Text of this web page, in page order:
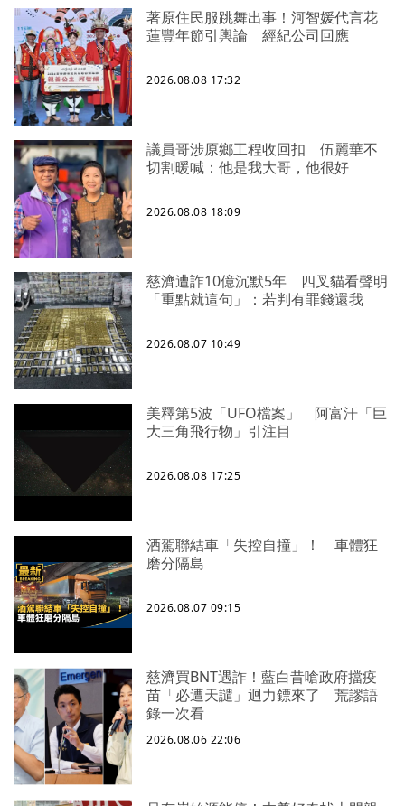
著原住民服跳舞出事！河智媛代言花
蓮豐年節引輿論 經紀公司回應
2026.08.08 17:32
議員哥涉原鄉工程收回扣 伍麗華不
切割暖喊：他是我大哥，他很好
2026.08.08 18:09
慈濟遭詐10億沉默5年 四叉貓看聲明
「重點就這句」：若判有罪錢還我
2026.08.07 10:49
美釋第5波「UFO檔案」 阿富汗「巨
大三角飛行物」引注目
2026.08.08 17:25
酒駕聯結車「失控自撞」！ 車體狂
磨分隔島
2026.08.07 09:15
慈濟買BNT遇詐！藍白昔嗆政府擋疫
苗「必遭天譴」迴力鏢來了 荒謬語
錄一次看
2026.08.06 22:06